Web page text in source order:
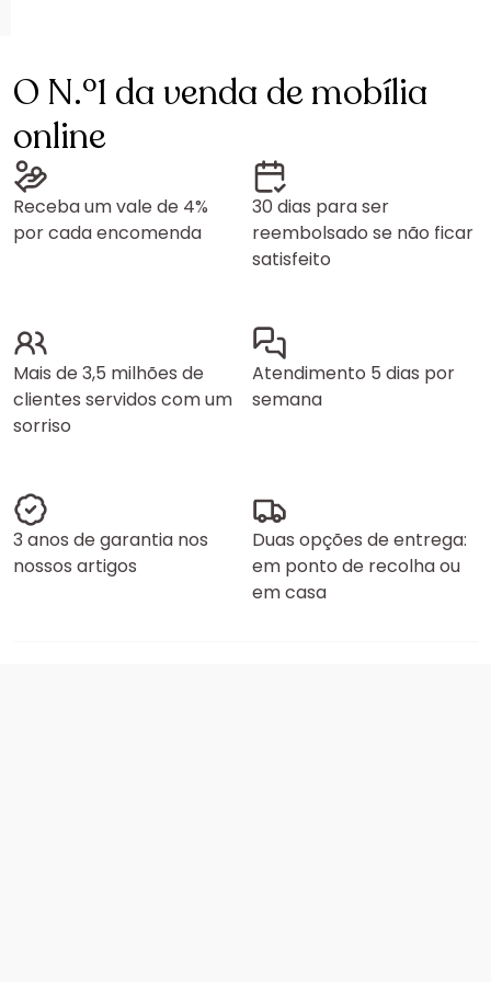
O N.º1 da venda de mobília
online
Receba um vale de 4%
por cada encomenda
30 dias para ser
reembolsado se não ficar
satisfeito
Mais de 3,5 milhões de
clientes servidos com um
sorriso
Atendimento 5 dias por
semana
3 anos de garantia nos
nossos artigos
Duas opções de entrega:
em ponto de recolha ou
em casa